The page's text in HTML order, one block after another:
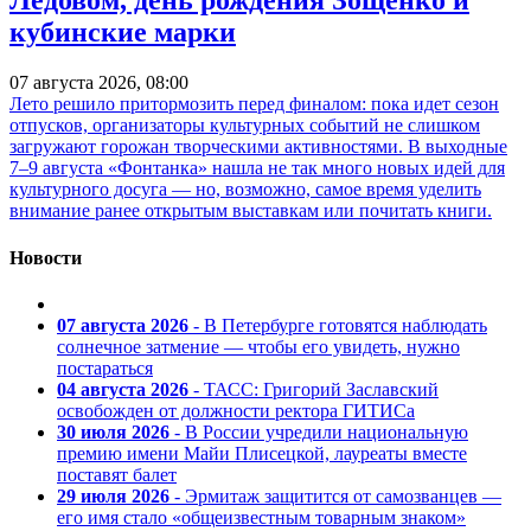
кубинские марки
07 августа 2026, 08:00
Лето решило притормозить перед финалом: пока идет сезон
отпусков, организаторы культурных событий не слишком
загружают горожан творческими активностями. В выходные
7–9 августа «Фонтанка» нашла не так много новых идей для
культурного досуга — но, возможно, самое время уделить
внимание ранее открытым выставкам или почитать книги.
Новости
07 августа 2026 - В Петербурге готовятся наблюдать
солнечное затмение — чтобы его увидеть, нужно
постараться
04 августа 2026 - ТАСС: Григорий Заславский
освобожден от должности ректора ГИТИСа
30 июля 2026 - В России учредили национальную
премию имени Майи Плисецкой, лауреаты вместе
поставят балет
29 июля 2026 - Эрмитаж защитится от самозванцев —
его имя стало «общеизвестным товарным знаком»